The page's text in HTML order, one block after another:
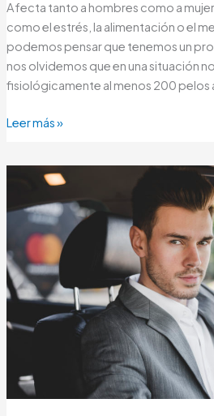
Afecta tanto a hombres como a
como el estrés, la alimentación o el
podemos pensar que tenemos un
nos olvidemos que en una situación
fisiológicamente al menos 200 pelos
Leer más »
aún
tiene
mucho
que
decir